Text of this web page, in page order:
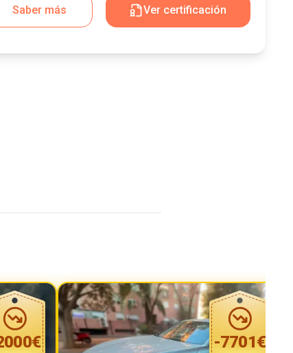
Saber más
Ver certificación
€ -7701€